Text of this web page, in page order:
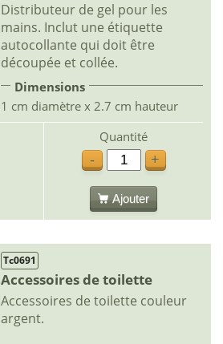
Distributeur de gel pour les
mains. Inclut une étiquette
autocollante qui doit être
découpée et collée.
Dimensions
1 cm diamètre x 2.7 cm hauteur
Quantité
-
+
Ajouter
Tc0691
Accessoires de toilette
Accessoires de toilette couleur
argent.